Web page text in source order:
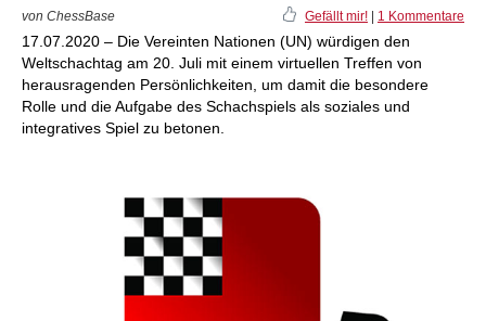
von ChessBase Gefällt mir! 1 Kommentare
17.07.2020 – Die Vereinten Nationen (UN) würdigen den
Weltschachtag am 20. Juli mit einem virtuellen Treffen von
herausragenden Persönlichkeiten, um damit die besondere
Rolle und die Aufgabe des Schachspiels als soziales und
integratives Spiel zu betonen.